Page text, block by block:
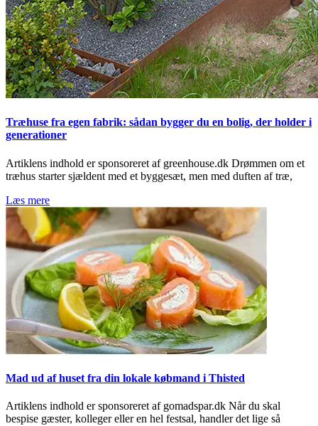
Træhuse fra egen fabrik: sådan bygger du en bolig, der holder i
generationer
Artiklens indhold er sponsoreret af greenhouse.dk Drømmen om et
træhus starter sjældent med et byggesæt, men med duften af træ,
Læs mere
Mad ud af huset fra din lokale købmand i Thisted
Artiklens indhold er sponsoreret af gomadspar.dk Når du skal
bespise gæster, kolleger eller en hel festsal, handler det lige så